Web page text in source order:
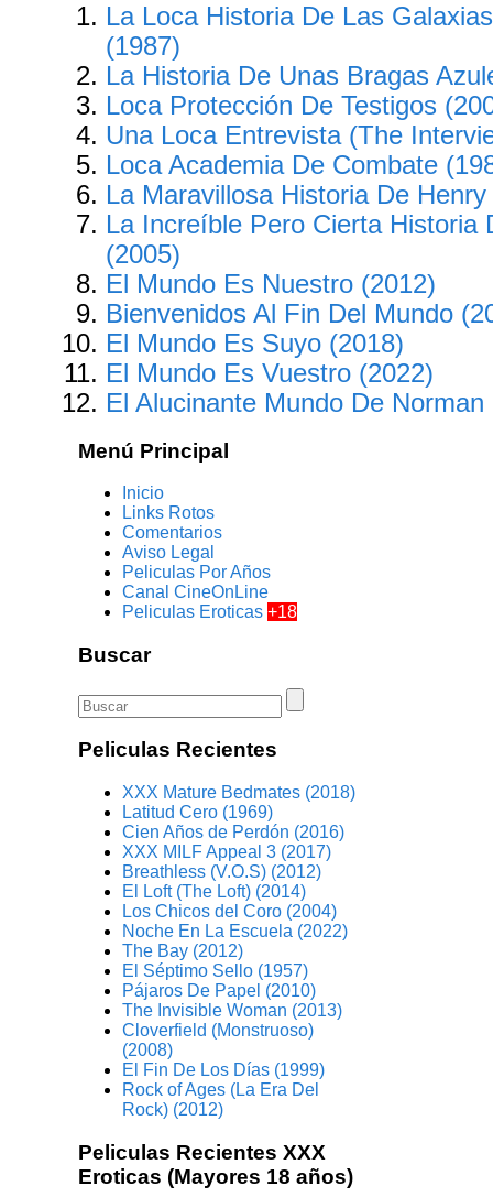
La Loca Historia De Las
(1987)
La Historia De Unas Bragas
Loca Protección De Testigos
Una Loca Entrevista (The
Loca Academia De Combate
La Maravillosa Historia De
La Increíble Pero Cierta Historia
(2005)
El Mundo Es Nuestro (2012)
Bienvenidos Al Fin Del Mundo
El Mundo Es Suyo (2018)
El Mundo Es Vuestro (2022)
El Alucinante Mundo De Norman
Menú Principal
Inicio
Links Rotos
Comentarios
Aviso Legal
Peliculas Por Años
Canal CineOnLine
Peliculas Eroticas+18
Buscar
Peliculas Recientes
XXX Mature Bedmates (2018)
Latitud Cero (1969)
Cien Años de Perdón (2016)
XXX MILF Appeal 3 (2017)
Breathless (V.O.S) (2012)
El Loft (The Loft) (2014)
Los Chicos del Coro (2004)
Noche En La Escuela (2022)
The Bay (2012)
El Séptimo Sello (1957)
Pájaros De Papel (2010)
The Invisible Woman (2013)
Cloverfield (Monstruoso)
(2008)
El Fin De Los Días (1999)
Rock of Ages (La Era Del
Rock) (2012)
Peliculas Recientes XXX
Eroticas (Mayores 18 años)